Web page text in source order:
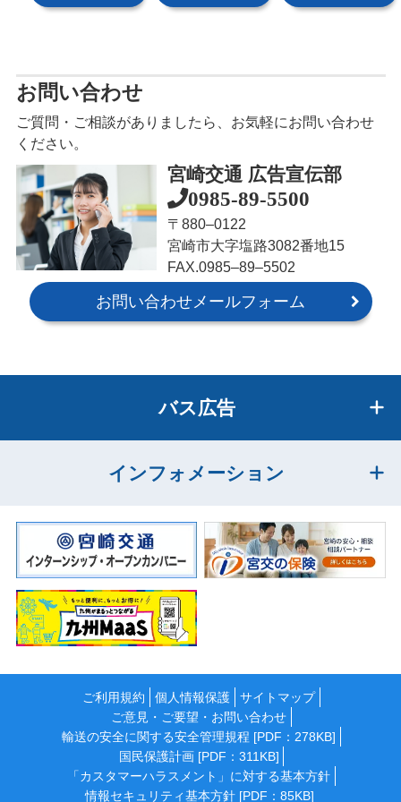
お問い合わせ
ご質問・ご相談がありましたら、お気軽にお問い合わせ
ください。
宮崎交通 広告宣伝部
0985-89-5500
〒880‒0122
宮崎市大字塩路3082番地15
FAX.0985‒89‒5502
お問い合わせメールフォーム
バス広告
インフォメーション
ご利用規約 個人情報保護
サイトマップ
ご意見・ご要望・お問い合わせ
輸送の安全に関する安全管理規程 [PDF：278KB]
国民保護計画 [PDF：311KB]
「カスタマーハラスメント」に対する基本方針
情報セキュリティ基本方針 [PDF：85KB]